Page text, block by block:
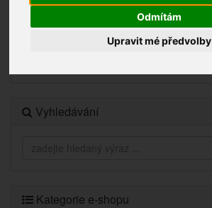
Odmítám
Upravit mé předvolby
Novinky
Vyhledávání
Kategorie e-shopu